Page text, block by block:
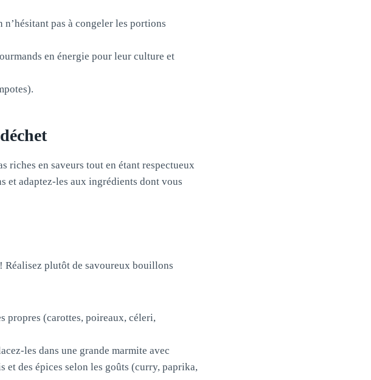
pas à congeler les portions
en énergie pour leur culture et
riches en saveurs tout en étant respectueux
et adaptez-les aux ingrédients dont vous
Réalisez plutôt de savoureux bouillons
propres (carottes, poireaux, céleri,
les dans une grande marmite avec
et des épices selon les goûts (curry, paprika,